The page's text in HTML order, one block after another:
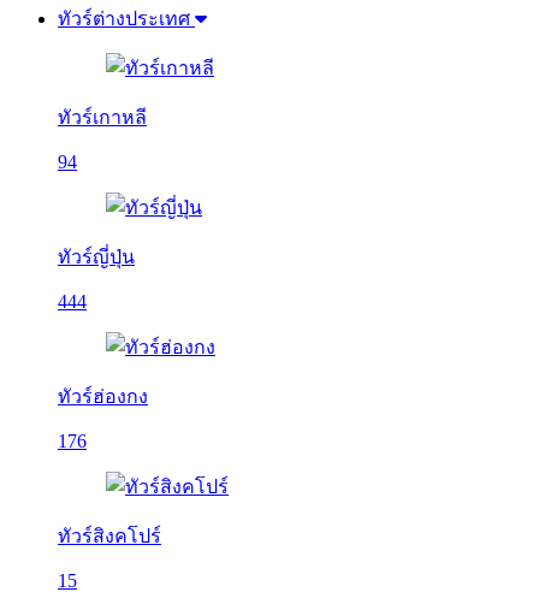
ทัวร์ต่างประเทศ
ทัวร์เกาหลี
94
ทัวร์ญี่ปุ่น
444
ทัวร์ฮ่องกง
176
ทัวร์สิงคโปร์
15